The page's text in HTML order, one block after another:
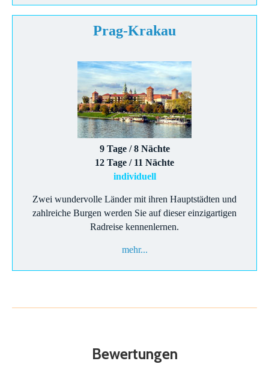
Prag-Krakau
9 Tage / 8 Nächte
12 Tage / 11 Nächte
individuell
Zwei wundervolle Länder mit ihren Hauptstädten und
zahlreiche Burgen werden Sie auf dieser einzigartigen
Radreise kennenlernen.
mehr...
Bewertungen